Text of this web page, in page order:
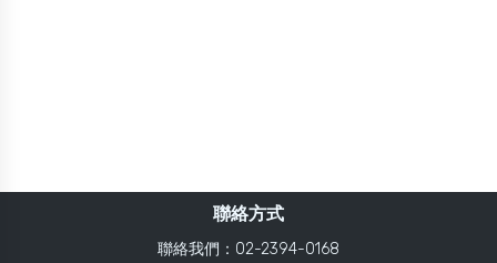
聯絡方式
聯絡我們：02-2394-0168